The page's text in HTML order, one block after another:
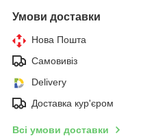
Умови доставки
Нова Пошта
Самовивіз
Delivery
Доставка кур'єром
Всі умови доставки